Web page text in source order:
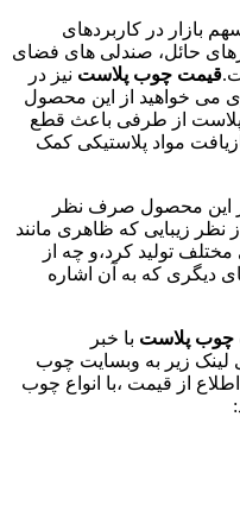
در کاربردهای
حائل، صندلی های فضای
قیمت چوب پلاستنیز در
می خواهید از این محصول
از طرفی باعث قطع
مواد پلاستیکی کمک
از این محصول صرف نظر
نظر زیبایی که ظاهری مانند
تولید کرد،و چه از
که به آن اشاره
پلاستبا خبر
لینک زیر به وبسایت چوب
از قیمت ،با انواع چوب